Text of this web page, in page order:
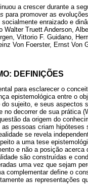
a crescer durante a
para promover as
enraizado e
Walter Truett Anderson,
Vittorio F. Guidano,
Von Foerster, Ernst Von
DEFINIÇÕES
para esclarecer o
epistemológica entre o
do sujeito, e seus
no decorrer de sua prática
da origem do
as pessoas criam
se revela
a uma tese
e não a posição
são construídas e
uma vez que sejam
complementar define o
as representações